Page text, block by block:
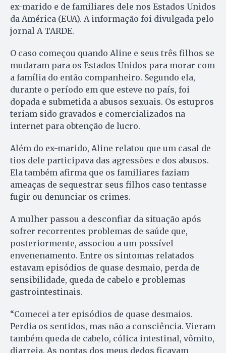
ex-marido e de familiares dele nos Estados Unidos
da América (EUA). A informação foi divulgada pelo
jornal A TARDE.
O caso começou quando Aline e seus três filhos se
mudaram para os Estados Unidos para morar com
a família do então companheiro. Segundo ela,
durante o período em que esteve no país, foi
dopada e submetida a abusos sexuais. Os estupros
teriam sido gravados e comercializados na
internet para obtenção de lucro.
Além do ex-marido, Aline relatou que um casal de
tios dele participava das agressões e dos abusos.
Ela também afirma que os familiares faziam
ameaças de sequestrar seus filhos caso tentasse
fugir ou denunciar os crimes.
A mulher passou a desconfiar da situação após
sofrer recorrentes problemas de saúde que,
posteriormente, associou a um possível
envenenamento. Entre os sintomas relatados
estavam episódios de quase desmaio, perda de
sensibilidade, queda de cabelo e problemas
gastrointestinais.
“Comecei a ter episódios de quase desmaios.
Perdia os sentidos, mas não a consciência. Vieram
também queda de cabelo, cólica intestinal, vômito,
diarreia. As pontas dos meus dedos ficavam